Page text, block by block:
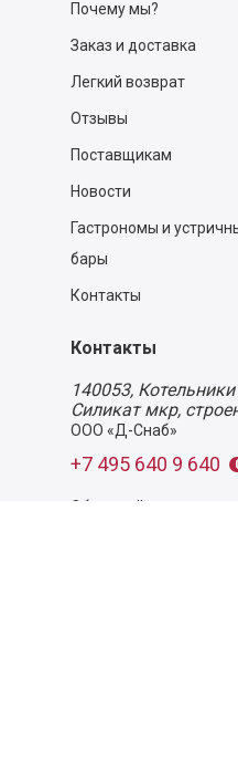
Почему мы?
Заказ и доставка
Легкий возврат
Отзывы
Поставщикам
Новости
Гастрономы и
бары
Контакты
Контакты
140053,
Силикат мкр,
ООО «Д-Снаб»
+7 495 640 9 640
Обратный звонок